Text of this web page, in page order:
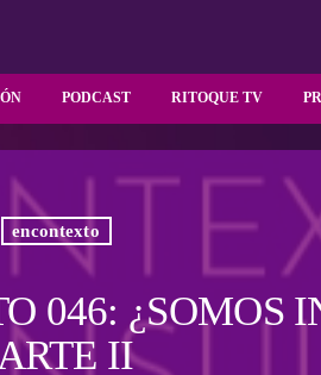
PODCAST RITOQUE TV
encontexto
046: ¿SOMOS
II